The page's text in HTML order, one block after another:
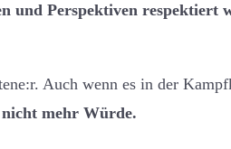
und Perspektiven respektiert
Auch wenn es in der
mehr Würde.